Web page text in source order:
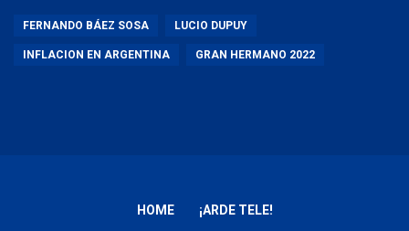
FERNANDO BÁEZ SOSA LUCIO DUPUY
INFLACION EN ARGENTINA GRAN HERMANO 2022
HOME ¡ARDE TELE!